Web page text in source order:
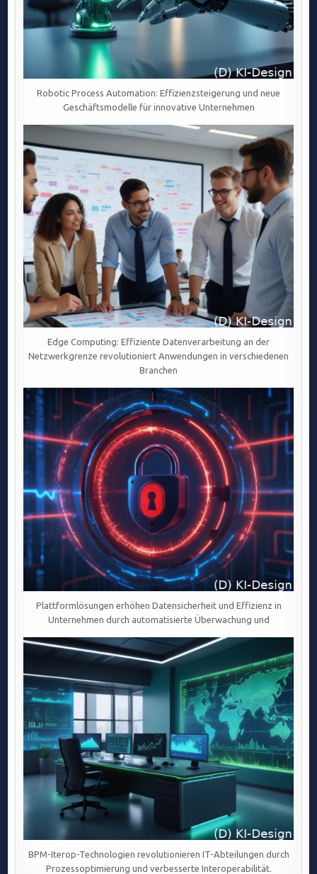
Robotic Process Automation: Effizienzsteigerung und neue
Geschäftsmodelle für innovative Unternehmen
Edge Computing: Effiziente Datenverarbeitung an der
Netzwerkgrenze revolutioniert Anwendungen in verschiedenen
Branchen
Plattformlösungen erhöhen Datensicherheit und Effizienz in
Unternehmen durch automatisierte Überwachung und
BPM-Iterop-Technologien revolutionieren IT-Abteilungen durch
Prozessoptimierung und verbesserte Interoperabilität.